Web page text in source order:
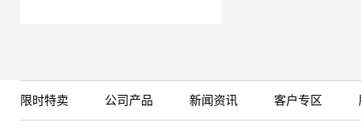
细胞培养瓶
More
限时特卖 公司产品 新闻资讯 客户专区